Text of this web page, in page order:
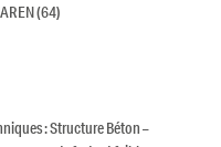
(64)
: Structure Béton –